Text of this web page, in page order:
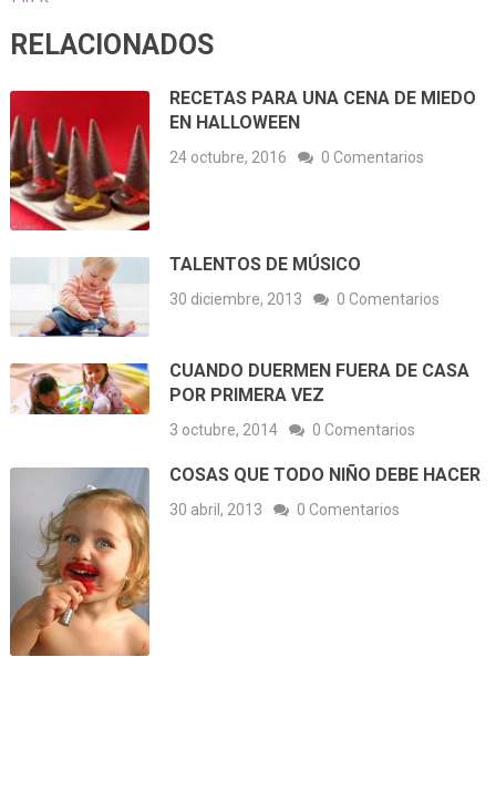
RELACIONADOS
RECETAS PARA UNA CENA DE MIEDO
EN HALLOWEEN
24 octubre, 2016 0 Comentarios
TALENTOS DE MÚSICO
30 diciembre, 2013 0 Comentarios
CUANDO DUERMEN FUERA DE CASA
POR PRIMERA VEZ
3 octubre, 2014 0 Comentarios
COSAS QUE TODO NIÑO DEBE HACER
30 abril, 2013 0 Comentarios